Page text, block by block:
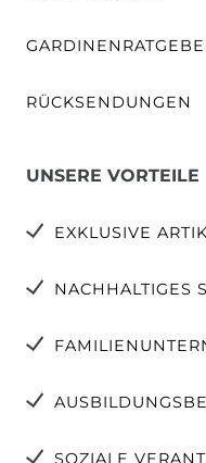
RÜCKSENDUNGEN
UNSERE VORTEILE
EXKLUSIVE
NACHHALTIGES
SOZIALE